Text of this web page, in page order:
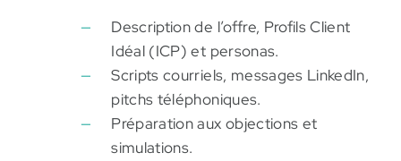
Description de l’offre, Profils Client
Idéal (ICP) et personas.
Scripts courriels, messages LinkedIn,
pitchs téléphoniques.
Préparation aux objections et
simulations.